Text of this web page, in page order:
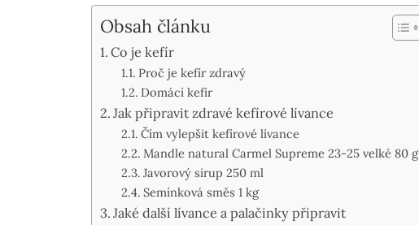
Obsah článku
Co je kefír
Proč je kefír zdravý
Domácí kefír
Jak připravit zdravé kefírové lívance
Čím vylepšit kefírové lívance
Mandle natural Carmel Supreme 23-25 velké 80 g
Javorový sirup 250 ml
Semínková směs 1 kg
Jaké další lívance a palačinky připravit